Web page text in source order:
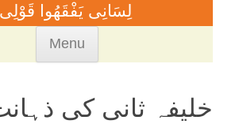
لِسَانِی يَفْقَھُوا قَوْلِی
Menu
خلیفہ ثانی کی